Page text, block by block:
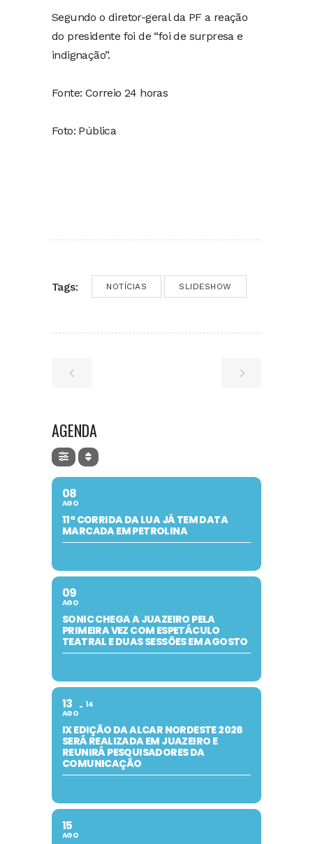
Segundo o diretor-geral da PF a reação
do presidente foi de “foi de surpresa e
indignação”.
Fonte: Correio 24 horas
Foto: Pública
Tags: NOTÍCIAS SLIDESHOW
AGENDA
08
AGO
11ª CORRIDA DA LUA JÁ TEM DATA
MARCADA EM PETROLINA
09
AGO
SONIC CHEGA A JUAZEIRO PELA
PRIMEIRA VEZ COM ESPETÁCULO
TEATRAL E DUAS SESSÕES EM AGOSTO
13
AGO
14
IX EDIÇÃO DA ALCAR NORDESTE 2026
SERÁ REALIZADA EM JUAZEIRO E
REUNIRÁ PESQUISADORES DA
COMUNICAÇÃO
15
AGO